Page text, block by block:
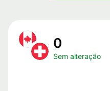
0
Sem alteração